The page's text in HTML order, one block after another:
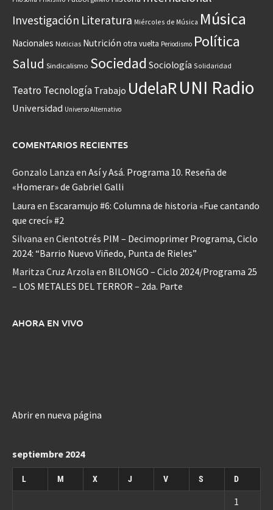
Investigación Literatura Miércoles de Música Música
Nacionales Noticias Nutrición otra vuelta Periodismo Política
Salud Sindicalismo Sociedad Sociología Solidaridad
Teatro Tecnología Trabajo UdelaRUNI Radio
Universidad Universo Alternativo
COMENTARIOS RECIENTES
Gonzalo Lanza en Así y Asá. Programa 10. Reseña de
«Homerar» de Gabriel Galli
Laura en Escaramujo #6: Columna de historia «Fue cantando
que crecí» #2
Silvana en Cientotrés PIM – Decimoprimer Programa, Ciclo
2024: “Barrio Nuevo Viñedo, Punta de Rieles”
Maritza Cruz Arzola en BILONGO – Ciclo 2024/Programa 25
– LOS METALES DEL TERROR – 2da. Parte
AHORA EN VIVO
Abrir en nueva página
septiembre 2024
L M X J V S D
1